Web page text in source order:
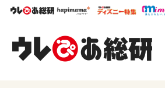
ウレぴあ総研ハピママ* ウレ